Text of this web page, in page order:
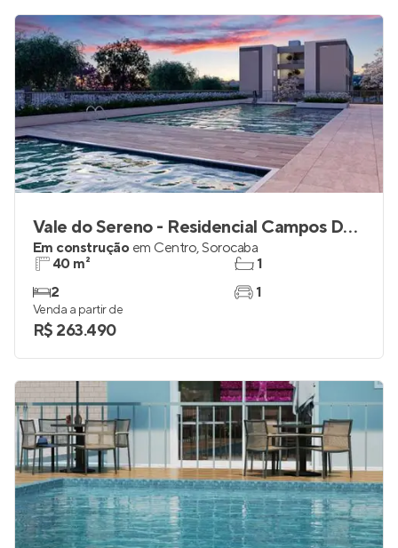
Vale do Sereno - Residencial Campos Dourados
Em construção em Centro,Sorocaba
40 m²
2
1
1
Venda a partir de
R$ 263.490